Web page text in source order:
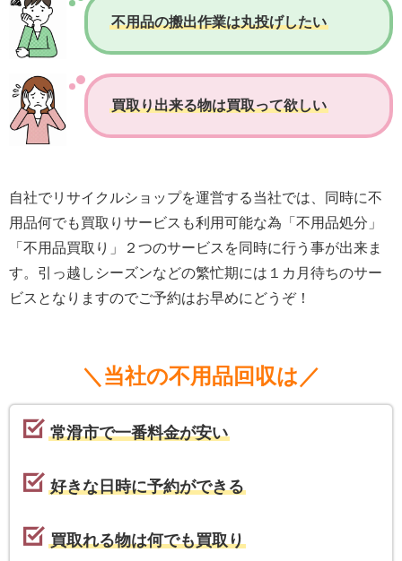
不用品の搬出作業は丸投げしたい
買取り出来る物は買取って欲しい
自社でリサイクルショップを運営する当社では、同時に不
用品何でも買取りサービスも利用可能な為「不用品処分」
「不用品買取り」２つのサービスを同時に行う事が出来ま
す。引っ越しシーズンなどの繁忙期には１カ月待ちのサー
ビスとなりますのでご予約はお早めにどうぞ！
＼当社の不用品回収は／
常滑市で一番料金が安い
好きな日時に予約ができる
買取れる物は何でも買取り